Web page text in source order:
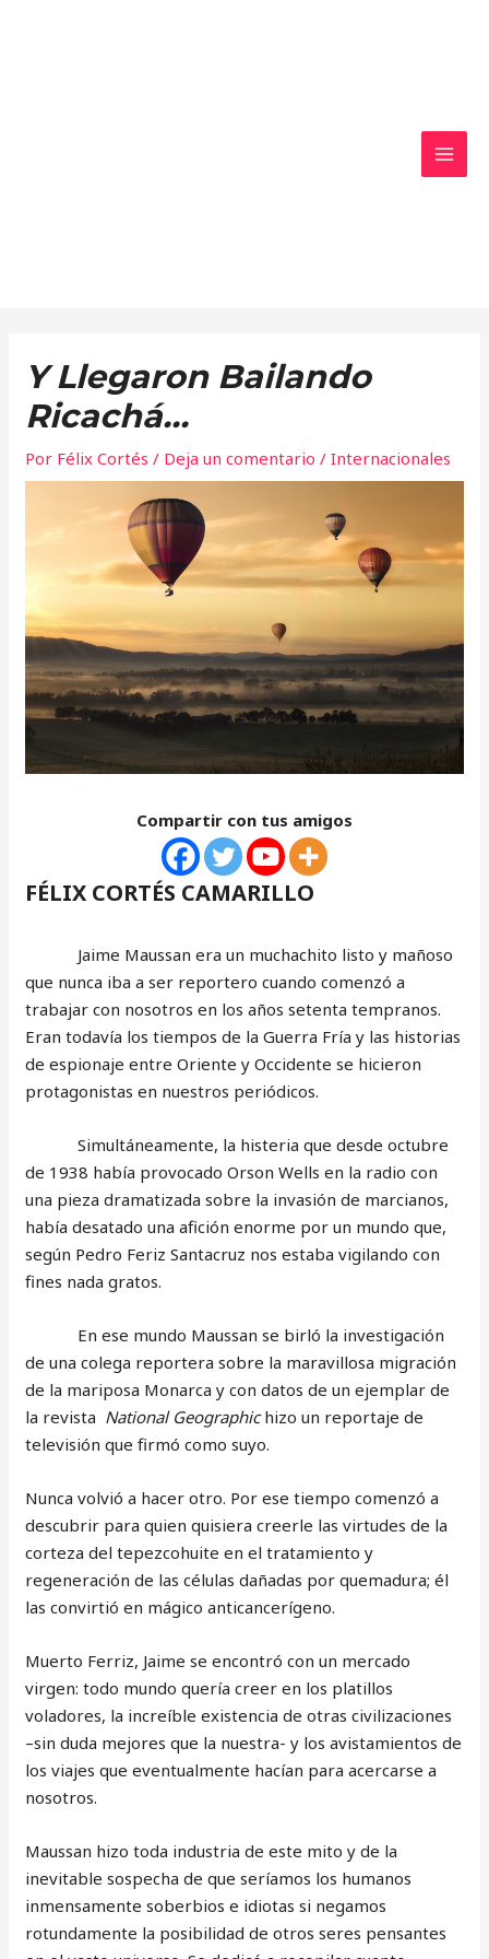
Y Llegaron Bailando
Ricachá…
Por Félix Cortés/ Deja un comentario /Internacionales
Compartir con tus amigos
FÉLIX CORTÉS CAMARILLO
Jaime Maussan era un muchachito listo y mañoso
que nunca iba a ser reportero cuando comenzó a
trabajar con nosotros en los años setenta tempranos.
Eran todavía los tiempos de la Guerra Fría y las historias
de espionaje entre Oriente y Occidente se hicieron
protagonistas en nuestros periódicos.
Simultáneamente, la histeria que desde octubre
de 1938 había provocado Orson Wells en la radio con
una pieza dramatizada sobre la invasión de marcianos,
había desatado una afición enorme por un mundo que,
según Pedro Feriz Santacruz nos estaba vigilando con
fines nada gratos.
En ese mundo Maussan se birló la investigación
de una colega reportera sobre la maravillosa migración
de la mariposa Monarca y con datos de un ejemplar de
la revista National Geographichizo un reportaje de
televisión que firmó como suyo.
Nunca volvió a hacer otro. Por ese tiempo comenzó a
descubrir para quien quisiera creerle las virtudes de la
corteza del tepezcohuite en el tratamiento y
regeneración de las células dañadas por quemadura; él
las convirtió en mágico anticancerígeno.
Muerto Ferriz, Jaime se encontró con un mercado
virgen: todo mundo quería creer en los platillos
voladores, la increíble existencia de otras civilizaciones
–sin duda mejores que la nuestra- y los avistamientos de
los viajes que eventualmente hacían para acercarse a
nosotros.
Maussan hizo toda industria de este mito y de la
inevitable sospecha de que seríamos los humanos
inmensamente soberbios e idiotas si negamos
rotundamente la posibilidad de otros seres pensantes